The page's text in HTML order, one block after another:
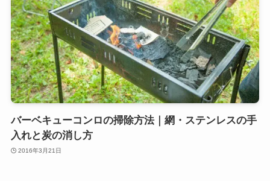
バーベキューコンロの掃除方法｜網・ステンレスの手
入れと炭の消し方
2016年3月21日